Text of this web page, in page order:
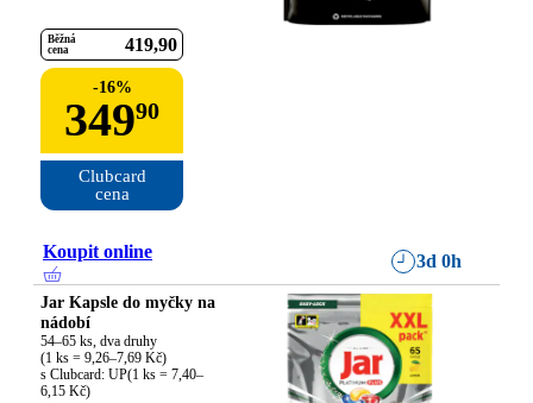
Běžná
cena
419 90
-16%
34990
Clubcard
cena
Koupit online 3d 0h
Jar Kapsle do myčky na
nádobí
54–65 ks, dva druhy
(1 ks = 9,26–7,69 Kč)
s Clubcard: UP(1 ks = 7,40–
6,15 Kč)